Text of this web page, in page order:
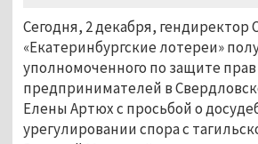
Сегодня, 2 декабря, гендиректор
«Екатеринбургские лотереи»
уполномоченного по защите прав
предпринимателей в
Елены Артюх с просьбой о
урегулировании спора с